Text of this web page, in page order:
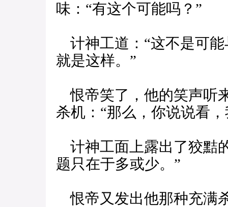
味：“有这个可能吗？”
计神工道：“这不是可
就是这样。”
恨帝笑了，他的笑声听
杀机：“那么，你说说看
计神工面上露出了狡黠
题只在于多或少。”
恨帝又发出他那种充满